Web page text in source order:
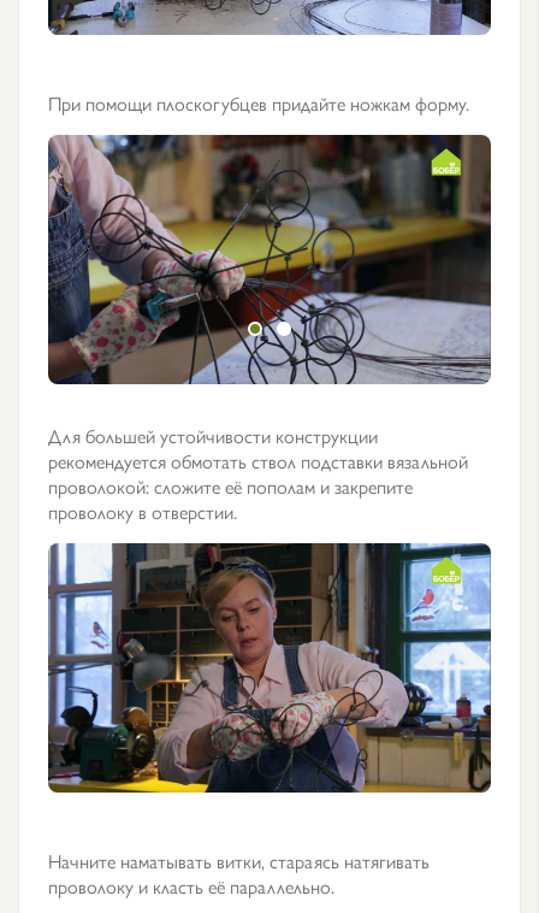
При помощи плоскогубцев придайте ножкам форму.
Для большей устойчивости конструкции
рекомендуется обмотать ствол подставки вязальной
проволокой: сложите её пополам и закрепите
проволоку в отверстии.
Начните наматывать витки, стараясь натягивать
проволоку и класть её параллельно.